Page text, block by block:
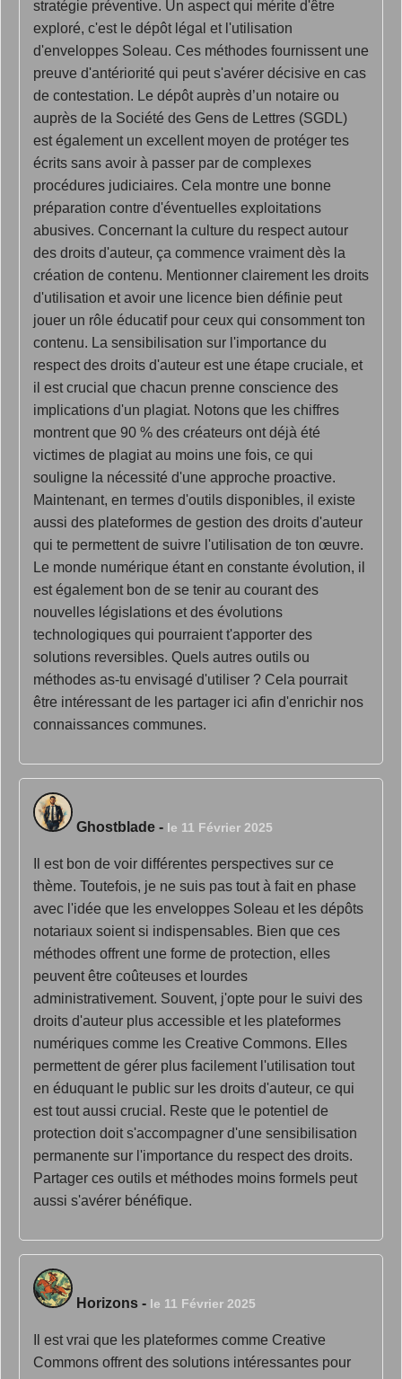
stratégie préventive. Un aspect qui mérite d'être
exploré, c'est le dépôt légal et l'utilisation
d'enveloppes Soleau. Ces méthodes fournissent une
preuve d'antériorité qui peut s'avérer décisive en cas
de contestation. Le dépôt auprès d’un notaire ou
auprès de la Société des Gens de Lettres (SGDL)
est également un excellent moyen de protéger tes
écrits sans avoir à passer par de complexes
procédures judiciaires. Cela montre une bonne
préparation contre d'éventuelles exploitations
abusives. Concernant la culture du respect autour
des droits d'auteur, ça commence vraiment dès la
création de contenu. Mentionner clairement les droits
d'utilisation et avoir une licence bien définie peut
jouer un rôle éducatif pour ceux qui consomment ton
contenu. La sensibilisation sur l'importance du
respect des droits d'auteur est une étape cruciale, et
il est crucial que chacun prenne conscience des
implications d'un plagiat. Notons que les chiffres
montrent que 90 % des créateurs ont déjà été
victimes de plagiat au moins une fois, ce qui
souligne la nécessité d'une approche proactive.
Maintenant, en termes d'outils disponibles, il existe
aussi des plateformes de gestion des droits d'auteur
qui te permettent de suivre l'utilisation de ton œuvre.
Le monde numérique étant en constante évolution, il
est également bon de se tenir au courant des
nouvelles législations et des évolutions
technologiques qui pourraient t'apporter des
solutions reversibles. Quels autres outils ou
méthodes as-tu envisagé d'utiliser ? Cela pourrait
être intéressant de les partager ici afin d'enrichir nos
connaissances communes.
Ghostblade - le 11 Février 2025
Il est bon de voir différentes perspectives sur ce
thème. Toutefois, je ne suis pas tout à fait en phase
avec l'idée que les enveloppes Soleau et les dépôts
notariaux soient si indispensables. Bien que ces
méthodes offrent une forme de protection, elles
peuvent être coûteuses et lourdes
administrativement. Souvent, j'opte pour le suivi des
droits d'auteur plus accessible et les plateformes
numériques comme les Creative Commons. Elles
permettent de gérer plus facilement l'utilisation tout
en éduquant le public sur les droits d'auteur, ce qui
est tout aussi crucial. Reste que le potentiel de
protection doit s'accompagner d'une sensibilisation
permanente sur l'importance du respect des droits.
Partager ces outils et méthodes moins formels peut
aussi s'avérer bénéfique.
Horizons - le 11 Février 2025
Il est vrai que les plateformes comme Creative
Commons offrent des solutions intéressantes pour